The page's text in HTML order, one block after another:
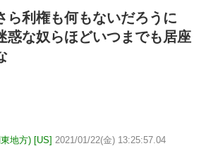
ら利権も何もないだろうに
惑な奴らほどいつまでも居座
地方) [US] 2021/01/22(金) 13:25:57.04